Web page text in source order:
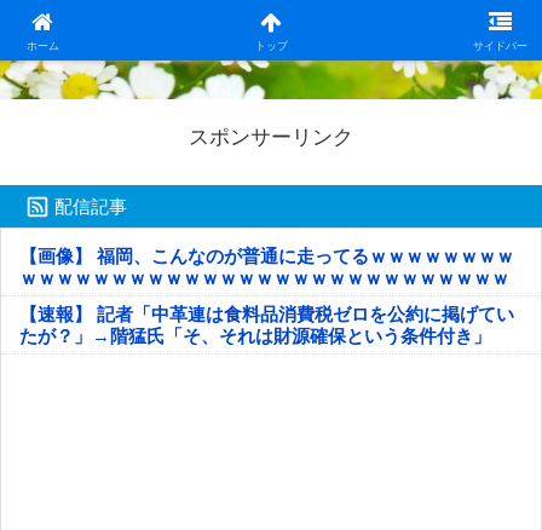
ホーム トップ サイドバー
日本第一！ニュース録
スポンサーリンク
配信記事
【画像】 福岡、こんなのが普通に走ってるｗｗｗｗｗｗｗｗ
ｗｗｗｗｗｗｗｗｗｗｗｗｗｗｗｗｗｗｗｗｗｗｗｗｗｗｗ
ｗｗｗｗｗ
【速報】 記者「中革連は食料品消費税ゼロを公約に掲げてい
たが？」→階猛氏「そ、それは財源確保という条件付き」